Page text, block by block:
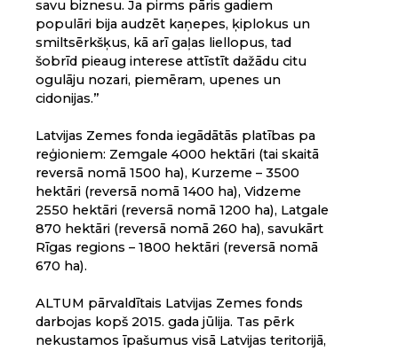
savu biznesu. Ja pirms pāris gadiem
populāri bija audzēt kaņepes, ķiplokus un
smiltsērkšķus, kā arī gaļas liellopus, tad
šobrīd pieaug interese attīstīt dažādu citu
ogulāju nozari, piemēram, upenes un
cidonijas.”
Latvijas Zemes fonda iegādātās platības pa
reģioniem: Zemgale 4000 hektāri (tai skaitā
reversā nomā 1500 ha), Kurzeme – 3500
hektāri (reversā nomā 1400 ha), Vidzeme
2550 hektāri (reversā nomā 1200 ha), Latgale
870 hektāri (reversā nomā 260 ha), savukārt
Rīgas regions – 1800 hektāri (reversā nomā
670 ha).
ALTUM pārvaldītais Latvijas Zemes fonds
darbojas kopš 2015. gada jūlija. Tas pērk
nekustamos īpašumus visā Latvijas teritorijā,